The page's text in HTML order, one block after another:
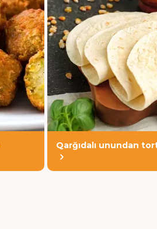
Qarğıdalı unundan